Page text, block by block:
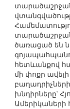
ծառացած են
հետևանքով
մի փոքր
խնդիրները՝
Ամերիկաների